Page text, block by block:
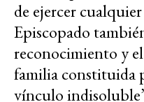
de ejercer
Episcopado
reconocimiento y
familia constituida
vínculo